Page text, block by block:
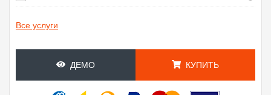
Все услуги
ДЕМО КУПИТЬ